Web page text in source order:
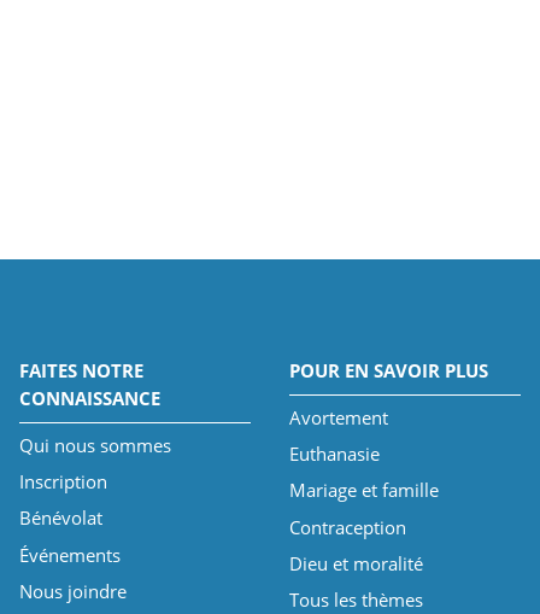
FAITES NOTRE
CONNAISSANCE
Qui nous sommes
Inscription
Bénévolat
Événements
Nous joindre
POUR EN SAVOIR PLUS
Avortement
Euthanasie
Mariage et famille
Contraception
Dieu et moralité
Tous les thèmes